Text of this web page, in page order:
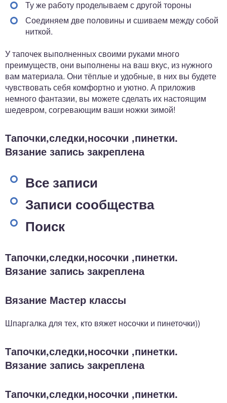
Ту же работу проделываем с другой тороны
Соединяем две половины и сшиваем между собой
ниткой.
У тапочек выполненных своими руками много
преимуществ, они выполнены на ваш вкус, из нужного
вам материала. Они тёплые и удобные, в них вы будете
чувствовать себя комфортно и уютно. А приложив
немного фантазии, вы можете сделать их настоящим
шедевром, согревающим ваши ножки зимой!
Тапочки,следки,носочки ,пинетки.
Вязание запись закреплена
Все записи
Записи сообщества
Поиск
Тапочки,следки,носочки ,пинетки.
Вязание запись закреплена
Вязание Мастер классы
Шпаргалка для тех, кто вяжет носочки и пинеточки))
Тапочки,следки,носочки ,пинетки.
Вязание запись закреплена
Тапочки,следки,носочки ,пинетки.